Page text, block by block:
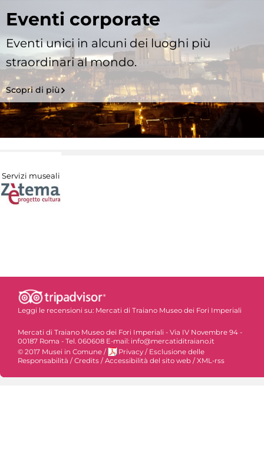
Eventi corporate
Eventi unici in alcuni dei luoghi più
straordinari al mondo.
Scopri di più
Servizi museali
Leggi le recensioni su: Mercati di Traiano Museo dei Fori Imperiali
Mercati di Traiano Museo dei Fori Imperiali - Via IV Novembre 94 -
00187 Roma - Tel. 060608 E-mail: info@mercatiditraiano.it
© 2017 Musei in Comune / Privacy / Esclusione delle
Responsabilità /Credits /Accessibilità del sito web /XML-rss